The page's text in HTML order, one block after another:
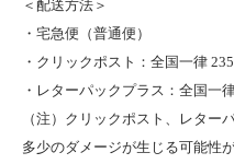
＜配送方法＞
・宅急便（普通便）
・クリックポスト：全国一律
・レターパックプラス：全国一
（注）クリックポスト、レター
多少のダメージが生じる可能性